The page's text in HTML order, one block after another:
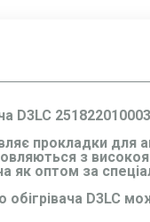
D3LC 251822010003
прокладки для
з
як оптом за
D3LC